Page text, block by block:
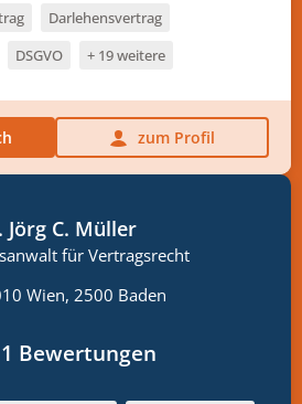
Darlehensvertrag
DSGVO + 19 weitere
zum Profil
Jörg C. Müller
für Vertragsrecht
Wien, 2500 Baden
Bewertungen